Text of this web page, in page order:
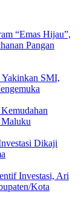
“Emas Hijau”,
Pangan
SMI,
Dikaji
Investasi, Ari
Kota